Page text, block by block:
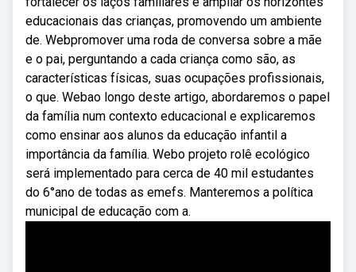
educacionais das crianças, promovendo um ambiente
de. Webpromover uma roda de conversa sobre a mãe
e o pai, perguntando a cada criança como são, as
características físicas, suas ocupações profissionais,
o que. Webao longo deste artigo, abordaremos o papel
da família num contexto educacional e explicaremos
como ensinar aos alunos da educação infantil a
importância da família. Webo projeto rolê ecológico
será implementado para cerca de 40 mil estudantes
do 6°ano de todas as emefs. Manteremos a política
municipal de educação com a.